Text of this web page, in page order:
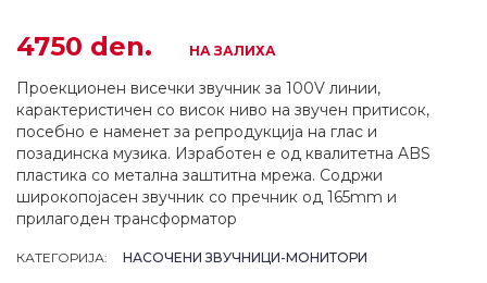
4750 den. НА ЗАЛИХА
Проекционен висечки звучник за 100V линии,
карактеристичен со висок ниво на звучен притисок,
посебно е наменет за репродукција на глас и
позадинска музика. Изработен е од квалитетна ABS
пластика со метална заштитна мрежа. Содржи
широкопојасен звучник со пречник од 165mm и
прилагоден трансформатор
КАТЕГОРИЈА: НАСОЧЕНИ ЗВУЧНИЦИ-МОНИТОРИ